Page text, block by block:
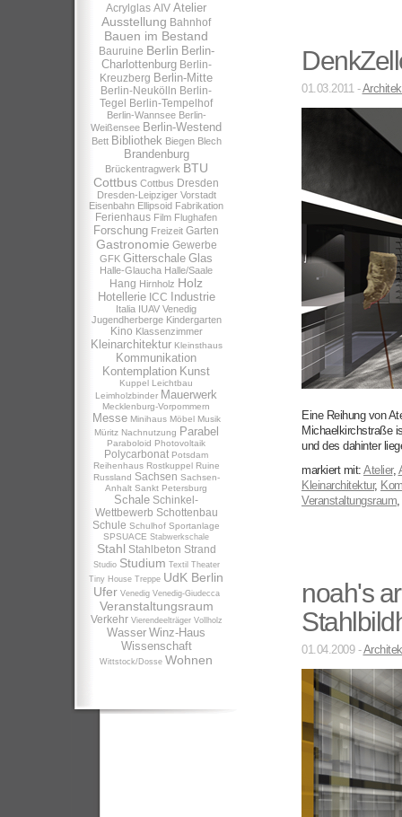
Acrylglas AIV Atelier
Ausstellung Bahnhof
Bauen im Bestand
Bauruine Berlin Berlin-
Charlottenburg Berlin-
Kreuzberg Berlin-Mitte
Berlin-Neukölln Berlin-
Tegel
Berlin-Tempelhof
Berlin-Wannsee Berlin-
Weißensee Berlin-Westend
Bett Bibliothek Biegen Blech
Brandenburg
Brückentragwerk BTU
Cottbus Cottbus Dresden
Dresden-Leipziger Vorstadt
Eisenbahn Ellipsoid Fabrikation
Ferienhaus Film Flughafen
Forschung Freizeit Garten
Gastronomie Gewerbe
GFK Gitterschale Glas
Halle-Glaucha Halle/Saale
Hang Hirnholz Holz
Hotellerie ICC Industrie
Italia IUAV Venedig
Jugendherberge Kindergarten
Kino Klassenzimmer
Kleinarchitektur Kleinsthaus
Kommunikation
Kontemplation Kunst
Kuppel Leichtbau
Leimholzbinder Mauerwerk
Mecklenburg-Vorpommern
Messe Minihaus Möbel Musik
Müritz Nachnutzung Parabel
Paraboloid Photovoltaik
Polycarbonat Potsdam
Reihenhaus Rostkuppel Ruine
Russland Sachsen Sachsen-
Anhalt Sankt Petersburg
Schale Schinkel-
Wettbewerb Schottenbau
Schule Schulhof Sportanlage
SPSUACE Stabwerkschale
Stahl Stahlbeton Strand
Studio Studium Textil Theater
Tiny House Treppe UdK Berlin
Ufer Venedig Venedig-Giudecca
Veranstaltungsraum
Verkehr Vierendeelträger Vollholz
Wasser Winz-Haus
Wissenschaft
Wittstock/Dosse Wohnen
01.03.2011 -
Eine Reihung von
Michaelkirchstraße
und des dahinter
markiert mit: Atelier,
Kleinarchitektur,
Veranstaltungsraum,
noah's
01.04.2009 -